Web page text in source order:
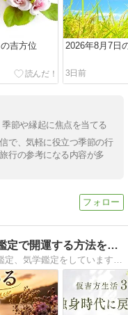
吉方位 2026年8月7日
3日前
節や縁起に焦点を当てる
で、気軽に役立つ季節の行
行の参考になる内容が多
群馬県榛東村から気学と姓名鑑定で開運する方法をお届けします
群馬県榛東村でピアノの先生と姓名鑑定、気学鑑定をしています。日々のレッスンの事、お名前のハナシ、気学のハナシ、盛沢山です。気軽に遊びにきてくださいね。